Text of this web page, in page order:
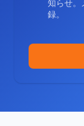
知らせ。
録。